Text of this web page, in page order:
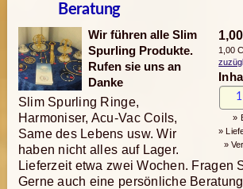
Beratung
1,00
1,00
»
»
»
Wir führen alle Slim
Spurling Produkte.
Rufen sie uns an
Danke
Slim Spurling Ringe,
Harmoniser, Acu-Vac Coils,
Same des Lebens usw. Wir
haben nicht alles auf Lager.
Lieferzeit etwa zwei Wochen. Fragen
Gerne auch eine persönliche